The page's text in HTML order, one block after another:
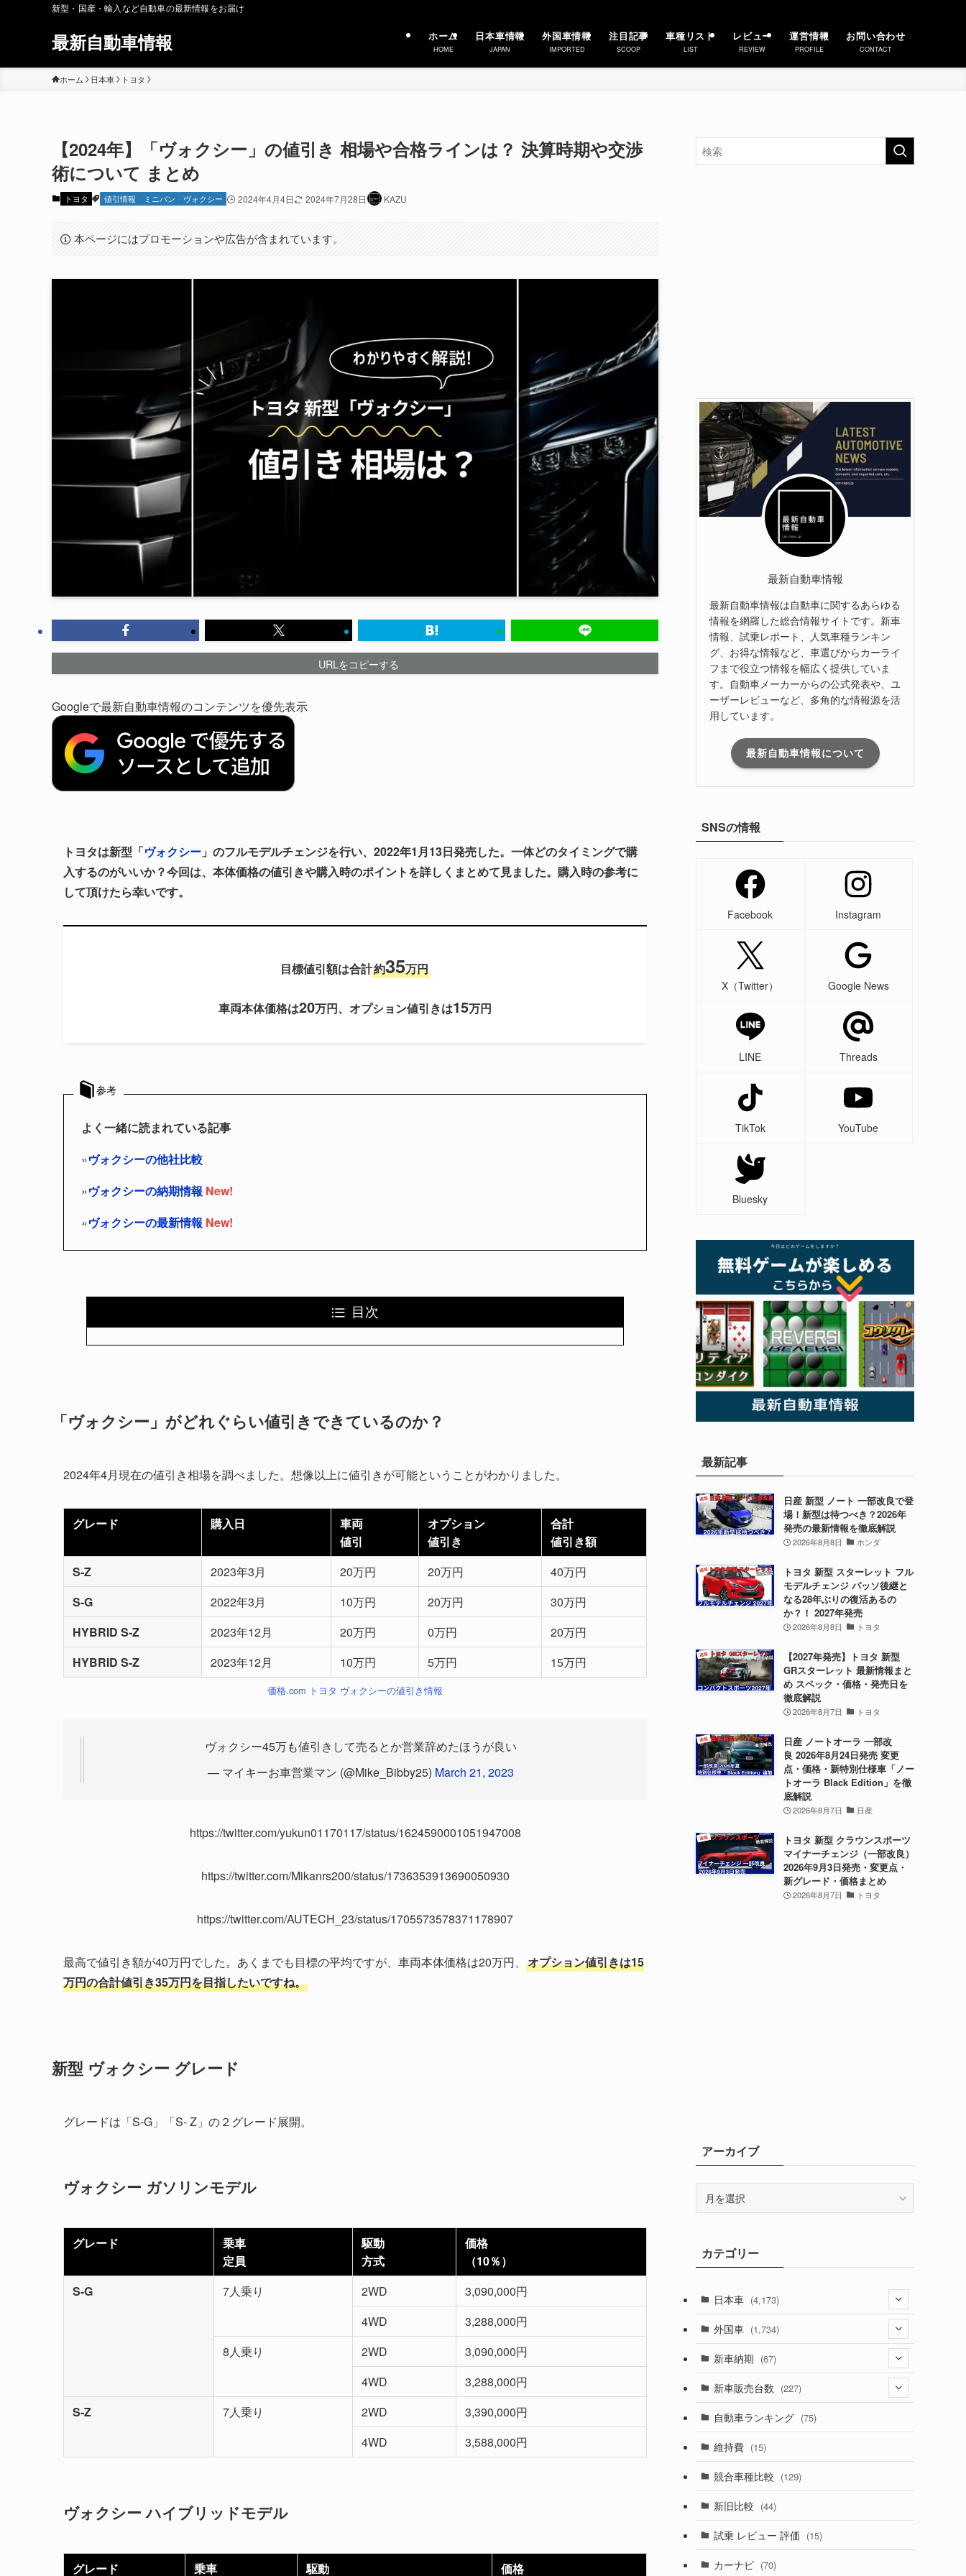
新型・国産・輸入など自動車の最新情報をお届け
最新自動車情報 ホーム
HOME
日本車情報
JAPAN
外国車情報
IMPORTED
注目記事
SCOOP
車種リスト
LIST
レビュー
REVIEW
運営情報
PROFILE
お問い合わせ
CONTACT
ホーム 日本車 トヨタ
【2024年】「ヴォクシー」の値引き 相場や合格ラインは？ 決算時期や交渉
術について まとめ
トヨタ 値引情報 ミニバン ヴォクシー 2024年4月4日 2024年7月28日 KAZU
本ページにはプロモーションや広告が含まれています。
URLをコピーする
Googleで最新自動車情報のコンテンツを優先表示
トヨタは新型「ヴォクシー 」のフルモデルチェンジを行い、 2022年1月13日発売した。 一体どのタイミングで購
入するのがいいか？今回は、本体価格の値引きや購入時のポイントを詳しくまとめて見ました。購入時の参考に
して頂けたら幸いです。
目標値引額は合計約35万円
車両本体価格は20万円、オプション値引きは15万円
参考
よく一緒に読まれている記事
»ヴォクシーの他社比較
»ヴォクシーの納期情報 New!
»ヴォクシーの最新情報 New!
目次
「ヴォクシー」がどれぐらい値引きできているのか？
2024年4月現在の値引き相場を調べました。想像以上に値引きが可能ということがわかりました。
グレード 購入日
車両
値引
オプション
値引き
合計
値引き額
S-Z
2023年3月 20万円 20万円
40万円
S-G
2022年3月 10万円 20万円
30万円
HYBRID S-Z
2023年12月 20万円 0万円
20万円
HYBRID S-Z
2023年12月 10万円 5万円 15万円
価格.com トヨタ ヴォクシーの値引き情報
ヴォクシー45万も値引きして売るとか営業辞めたほうが良い
— マイキーお車営業マン (@Mike_Bibby25) March 21, 2023
https://twitter.com/yukun01170117/status/1624590001051947008
https://twitter.com/Mikanrs200/status/1736353913690050930
https://twitter.com/AUTECH_23/status/1705573578371178907
最高で値引き額が40万円でした。あくまでも目標の平均ですが、車両本体価格は20万円、 オプション値引きは15
万円の合計値引き35万円を目指したいですね。
新型 ヴォクシー グレード
グレードは「S-G」「S- Z」の２グレード展開。
ヴォクシー ガソリンモデル
グレード
乗車
定員
駆動
方式
価格
（10％）
S-G
7人乗り 2WD
3,090,000円
4WD
3,288,000円
8人乗り
2WD
3,090,000円
4WD
3,288,000円
S-Z
7人乗り 2WD
3,390,000円
4WD
3,588,000円
ヴォクシー ハイブリッドモデル
グレード 乗車 駆動 価格
最新自動車情報
最新自動車情報は自動車に関するあらゆる
情報を網羅した総合情報サイトです。新車
情報、試乗レポート、人気車種ランキン
グ、お得な情報など、車選びからカーライ
フまで役立つ情報を幅広く提供していま
す。自動車メーカーからの公式発表や、ユ
ーザーレビューなど、多角的な情報源を活
用しています。
最新自動車情報について
SNSの情報
Facebook Instagram
X（Twitter） Google News
LINE Threads
TikTok YouTube
Bluesky
最新記事
日産 新型 ノート 一部改良で登
場！新型は待つべき？2026年
発売の最新情報を徹底解説
2026年8月8日 ホンダ
トヨタ 新型 スターレット フル
モデルチェンジ パッソ後継と
なる28年ぶりの復活あるの
か？！ 2027年発売
2026年8月8日 トヨタ
【2027年発売】トヨタ 新型
GRスターレット 最新情報まと
め スペック・価格・発売日を
徹底解説
2026年8月7日 トヨタ
日産 ノートオーラ 一部改
良 2026年8月24日発売 変更
点・価格・新特別仕様車「ノー
トオーラ Black Edition」を徹
底解説
2026年8月7日 日産
トヨタ 新型 クラウンスポーツ
マイナーチェンジ（一部改良）
2026年9月3日発売・変更点・
新グレード・価格まとめ
2026年8月7日 トヨタ
アーカイブ
ブカテゴリー
日本車 (4,173)
(1,321)
(329)
(526)
(357)
(328)
(194)
(230)
(253)
外国車 (1,734)
(188)
(242)
(85)
(84)
(14)
(222)
新車納期 (67)
(28)
(8)
(3)
(3)
(5)
新車販売台数 (227)
(21)
(5)
(7)
自動車ランキング (75)
維持費 (15)
競合車種比較 (129)
新旧比較 (44)
試乗 レビュー 評価 (15)
カーナビ (70)